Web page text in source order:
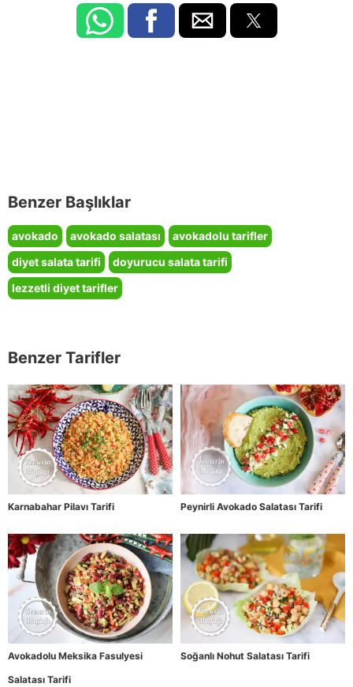
Benzer Başlıklar
avokado avokado salatası
avokadolu tarifler
diyet salata tarifi
doyurucu salata tarifi
lezzetli diyet tarifler
Benzer Tarifler
Karnabahar Pilavı Tarifi Peynirli Avokado Salatası Tarifi
Avokadolu Meksika Fasulyesi
Salatası Tarifi
Soğanlı Nohut Salatası Tarifi